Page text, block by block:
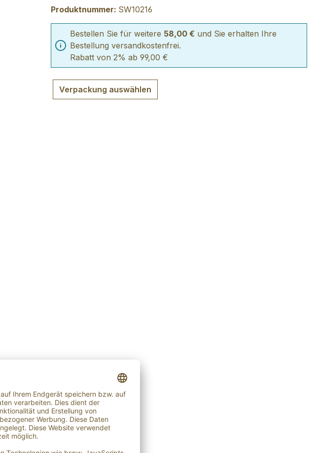
Produktnummer: SW10216
Bestellen Sie für weitere 58,00 € und Sie erhalten Ihre
Bestellung versandkostenfrei.
Rabatt von 2% ab 99,00 €
Verpackung auswählen